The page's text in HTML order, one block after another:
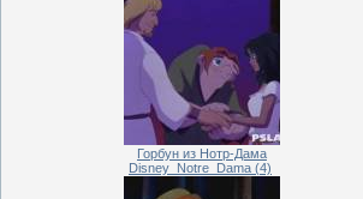
Горбун из Нотр-Дама
Disney_Notre_Dama (4)